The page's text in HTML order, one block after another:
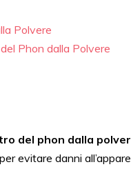
Polvere
Phon dalla Polvere
del phon dalla
evitare danni